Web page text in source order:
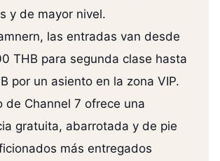
y de mayor nivel.
las entradas van desde
THB para segunda clase hasta
por un asiento en la zona VIP.
de Channel 7 ofrece una
gratuita, abarrotada y de pie
más entregados